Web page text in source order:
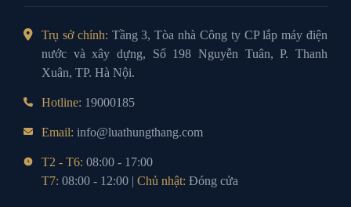
Trụ sở chính: Tầng 3, Tòa nhà Công ty CP lắp máy điện
nước và xây dựng, Số 198 Nguyễn Tuân, P. Thanh
Xuân, TP. Hà Nội.
Hotline: 19000185
Email: info@luathungthang.com
T2 - T6: 08:00 - 17:00
T7: 08:00 - 12:00 |Chủ nhật:Đóng cửa